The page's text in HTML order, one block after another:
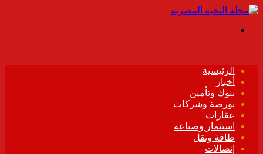
الرئيسية
أخبار
بنوك وتأمين
بورصة وشركات
عقارات
استثمار وصناعة
طاقة ونقل
إتصالات